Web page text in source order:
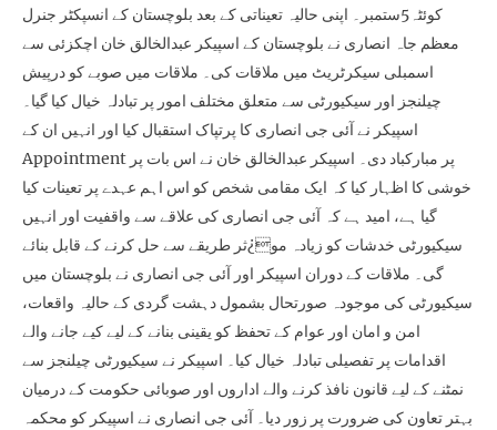
کوئٹہ5ستمبر۔ اپنی حالیہ تعیناتی کے بعد بلوچستان کے انسپکٹر جنرل
معظم جاہ انصاری نے بلوچستان کے اسپیکر عبدالخالق خان اچکزئی سے
اسمبلی سیکرٹریٹ میں ملاقات کی۔ ملاقات میں صوبے کو درپیش
چیلنجز اور سیکیورٹی سے متعلق مختلف امور پر تبادلہ خیال کیا گیا۔
اسپیکر نے آئی جی انصاری کا پرتپاک استقبال کیا اور انہیں ان کے
Appointment پر مبارکباد دی۔ اسپیکر عبدالخالق خان نے اس بات پر
خوشی کا اظہار کیا کہ ایک مقامی شخص کو اس اہم عہدے پر تعینات کیا
گیا ہے، امید ہے کہ آئی جی انصاری کی علاقے سے واقفیت اور انہیں
سیکیورٹی خدشات کو زیادہ مو¿ثر طریقے سے حل کرنے کے قابل بنائے
گی۔ ملاقات کے دوران اسپیکر اور آئی جی انصاری نے بلوچستان میں
سیکیورٹی کی موجودہ صورتحال بشمول دہشت گردی کے حالیہ واقعات،
امن و امان اور عوام کے تحفظ کو یقینی بنانے کے لیے کیے جانے والے
اقدامات پر تفصیلی تبادلہ خیال کیا۔ اسپیکر نے سیکیورٹی چیلنجز سے
نمٹنے کے لیے قانون نافذ کرنے والے اداروں اور صوبائی حکومت کے درمیان
بہتر تعاون کی ضرورت پر زور دیا۔ آئی جی انصاری نے اسپیکر کو محکمہ